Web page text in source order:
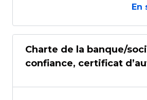
En
Charte de la banque/
confiance, certificat